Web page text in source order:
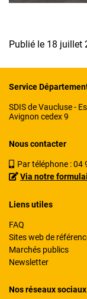
Publié le 18 juillet
Service
SDIS de Vaucluse -
Avignon cedex 9
Nous contacter
Par téléphone :04
Via notre
Liens utiles
FAQ
Sites web de
Marchés publics
Newsletter
Nos réseaux sociaux